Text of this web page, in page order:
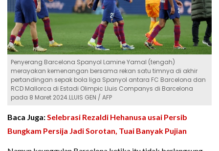
Penyerang Barcelona Spanyol Lamine Yamal (tengah)
merayakan kemenangan bersama rekan satu timnya di akhir
pertandingan sepak bola liga Spanyol antara FC Barcelona dan
RCD Mallorca di Estadi Olimpic Lluis Companys di Barcelona
pada 8 Maret 2024.LLUIS GEN / AFP
Baca Juga: Selebrasi Rezaldi Hehanusa usai Persib
Bungkam Persija Jadi Sorotan, Tuai Banyak Pujian